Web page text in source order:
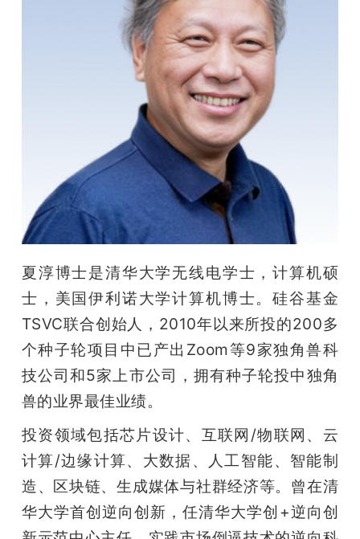
夏淳博士是清华大学无线电学士，计算机硕
士，美国伊利诺大学计算机博士。硅谷基金
TSVC联合创始人，2010年以来所投的200多
个种子轮项目中已产出Zoom等9家独角兽科
技公司和5家上市公司，拥有种子轮投中独角
兽的业界最佳业绩。
投资领域包括芯片设计、互联网/物联网、云
计算/边缘计算、大数据、人工智能、智能制
造、区块链、生成媒体与社群经济等。曾在清
华大学首创逆向创新，任清华大学创+逆向创